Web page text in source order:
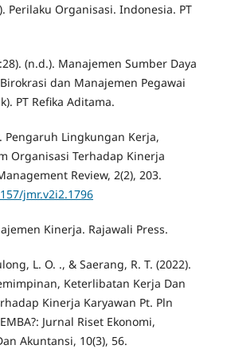
Perilaku Organisasi. Indonesia. PT
(n.d.). Manajemen Sumber Daya
dan Manajemen Pegawai
PT Refika Aditama.
Pengaruh Lingkungan Kerja,
Organisasi Terhadap Kinerja
Review, 2(2), 203.
jmr.v2i2.1796
Kinerja. Rajawali Press.
L. O. ., & Saerang, R. T. (2022).
Keterlibatan Kerja Dan
Kinerja Karyawan Pt. Pln
Jurnal Riset Ekonomi,
Akuntansi, 10(3), 56.